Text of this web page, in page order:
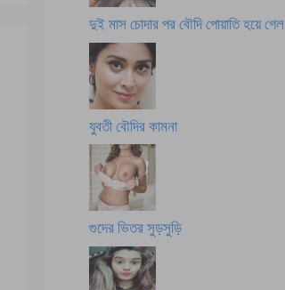
দুই মাস চোদার পর বৌদি পোয়াতি হয়ে গেল
যুবতী বৌদির কামনা
গুদের ভিতর সুড়সুড়ি